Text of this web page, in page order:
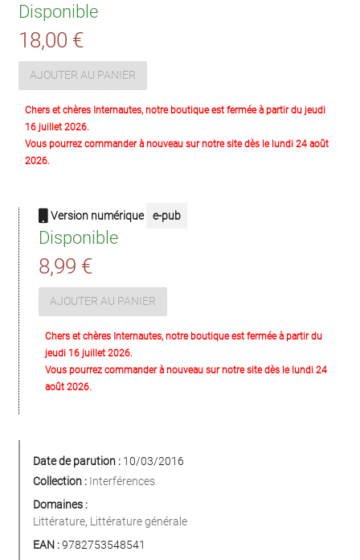
Disponible
18,00 €
AJOUTER AU PANIER
Chers et chères Internautes, notre boutique est fermée à partir du jeudi
16 juillet 2026.
Vous pourrez commander à nouveau sur notre site dès le lundi 24 août
2026.
Version numérique e-pub
Disponible
8,99 €
AJOUTER AU PANIER
Chers et chères Internautes, notre boutique est fermée à partir du
jeudi 16 juillet 2026.
Vous pourrez commander à nouveau sur notre site dès le lundi 24
août 2026.
Date de parution : 10/03/2016
Collection : Interférences
Domaines :
Littérature, Littérature générale
EAN :9782753548541